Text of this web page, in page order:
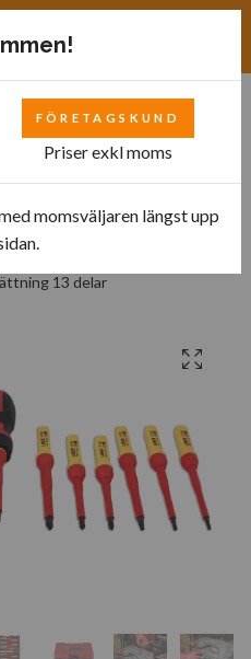
till Hybrid- och Elfordon
13 delar
FÖRETAGSKUND
Priser exkl moms
momsväljaren längst upp